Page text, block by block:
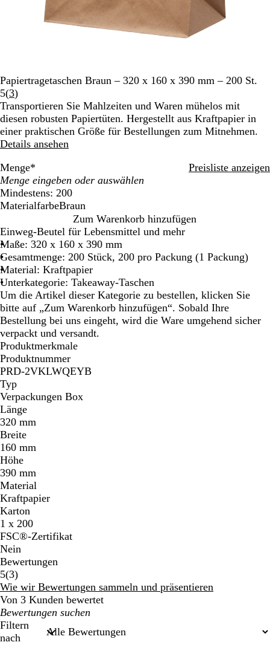
Papiertragetaschen Braun – 320 x 160 x 390 mm – 200 St.
5(3Bewertungen
3
lesen
)
Transportieren Sie Mahlzeiten und Waren mühelos mit
diesen robusten Papiertüten. Hergestellt aus Kraftpapier in
einer praktischen Größe für Bestellungen zum Mitnehmen.
Details ansehen
Menge* Preisliste anzeigen
Mindestens: 200
MaterialfarbeBraun
r
a
u
n
Zum Warenkorb hinzufügen
Einweg-Beutel für Lebensmittel und mehr
Maße: 320 x 160 x 390 mm
Gesamtmenge: 200 Stück, 200 pro Packung (1 Packung)
Material: Kraftpapier
Unterkategorie: Takeaway-Taschen
Um die Artikel dieser Kategorie zu bestellen, klicken Sie
bitte auf „Zum Warenkorb hinzufügen“. Sobald Ihre
Bestellung bei uns eingeht, wird die Ware umgehend sicher
verpackt und versandt.
Produktmerkmale
Produktnummer
PRD-2VKLWQEYB
Typ
Verpackungen Box
Länge
320 mm
Breite
160 mm
Höhe
390 mm
Material
Kraftpapier
Karton
1 x 200
FSC®-Zertifikat
Nein
Bewertungen
5(33
Bewertungen
)
Wie wir Bewertungen sammeln und präsentieren
Von 3 Kunden bewertet
Meine
Sucheingaben
Filtern
nach